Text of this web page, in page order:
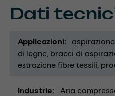
Dati
Applicazioni
di legno bracci di
estrazione fibre tessili
Industrie Aria